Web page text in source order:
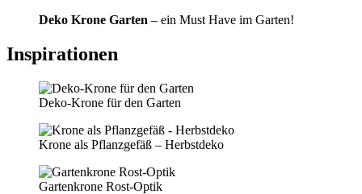
Deko Krone Garten – ein Must Have im Garten!
Inspirationen
Deko-Krone für den Garten
Krone als Pflanzgefäß – Herbstdeko
Gartenkrone Rost-Optik